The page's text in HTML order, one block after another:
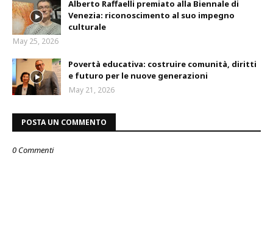
Alberto Raffaelli premiato alla Biennale di
Venezia: riconoscimento al suo impegno
culturale
May 25, 2026
Povertà educativa: costruire comunità, diritti
e futuro per le nuove generazioni
May 21, 2026
POSTA UN COMMENTO
0 Commenti